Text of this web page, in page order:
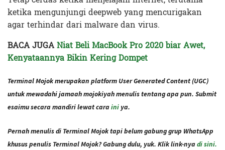
ketika mengunjungi deepweb yang mencurigakan
agar terhindar dari malware dan virus.
BACA JUGANiat Beli MacBook Pro 2020 biar Awet,
Kenyataannya Bikin Kering Dompet
Terminal Mojok merupakan platform User Generated Content (UGC)
untuk mewadahi jamaah mojokiyah menulis tentang apa pun. Submit
esaimu secara mandiri lewat caraini ya.
Pernah menulis di Terminal Mojok tapi belum gabung grup WhatsApp
khusus penulis Terminal Mojok? Gabung dulu, yuk. Klik link-nyadi sini.